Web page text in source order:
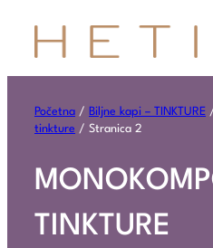
Početna / Biljne kapi – TINKTURE /
tinkture / Stranica 2
TINKTURE